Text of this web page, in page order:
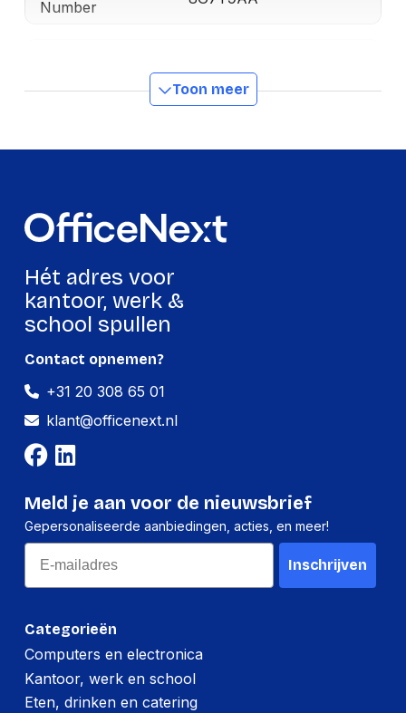
Number
Type batterij
Ingebouwde accu
Gesprekstijd
21 h
oplaadtijd
Continue audio-
afspeeltijd
Positie speakers
koptelefoon
Gevoeligheid
Diameter van de
luidspreker
40 mm
Inhoud van de verpakking
Meegeleverde kabels
Connectortype
oplaadstation/opbergdoosUSB Type-C
Toon meer
Hét adres voor
kantoor, werk &
school spullen
Categorieën
Computers en electronica
Kantoor, werk en school
Eten, drinken en catering
Contact opnemen?
+31 20 308 65 01
klant@officenext.nl
Meld je aan voor de nieuwsbrief
Gepersonaliseerde aanbiedingen, acties, en meer!
Email
Inschrijven